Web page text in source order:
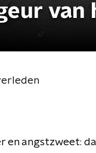
en angstzweet: